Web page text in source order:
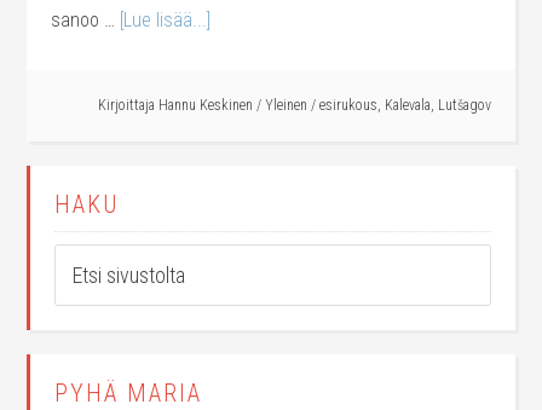
sanoo … [Lue lisää...]
Kirjoittaja Hannu Keskinen / Yleinen / esirukous, Kalevala, Lutšagov
HAKU
PYHÄ MARIA